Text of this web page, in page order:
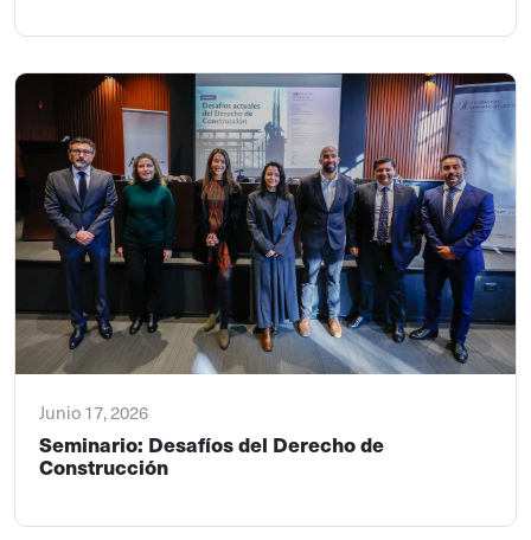
Junio 17, 2026
Seminario: Desafíos del Derecho de
Construcción